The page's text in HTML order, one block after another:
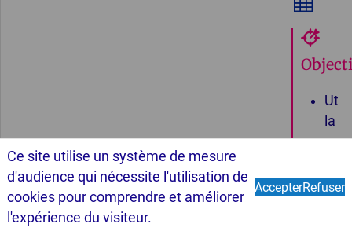
Ce site utilise un système de mesure
d'audience qui nécessite l'utilisation de
cookies pour comprendre et améliorer
l'expérience du visiteur.
AccepterRefuser
la
de
Suivant
À propos...